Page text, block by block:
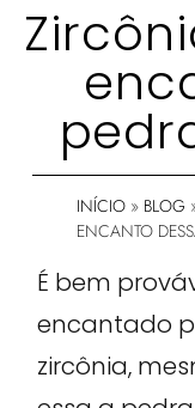
INÍCIO » BLOG
ENCANTO
É bem
encantado
zircônia,